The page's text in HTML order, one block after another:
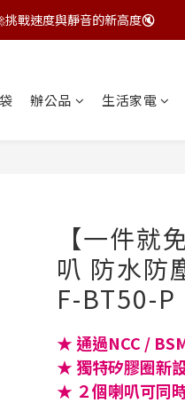
商品贈好禮🎁
戰速度與靜音的新高度🔇
辦公品 生活家電
【一件就
叭 防水防
F-BT50-P
★ 通過NCC /
★ 獨特矽膠圈新
★ ２個喇叭可同